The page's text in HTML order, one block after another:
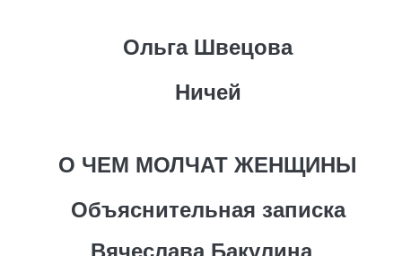
Ольга Швецова
Ничей
О ЧЕМ МОЛЧАТ ЖЕНЩИНЫ
Объяснительная записка
Вячеслава Бакулина